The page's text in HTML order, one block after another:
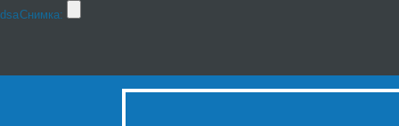
Снимка:
dsa